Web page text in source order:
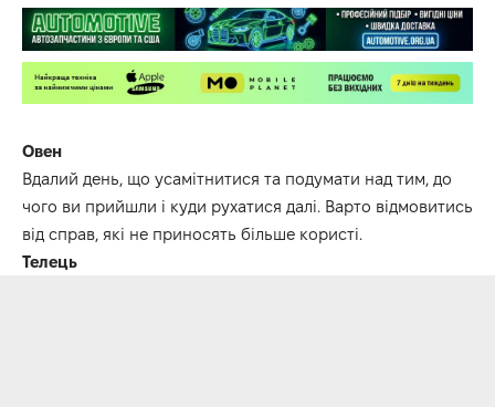
Овен
Вдалий день, що усамітнитися та подумати над тим, до
чого ви прийшли і куди рухатися далі. Варто відмовитись
від справ, які не приносять більше користі.
Телець